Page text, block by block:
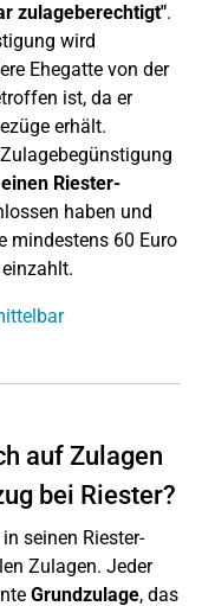
zulageberechtigt".
wird
Ehegatte von der
ist, da er
erhält.
Riester-
haben und
mindestens 60 Euro
auf Zulagen
bei Riester?
seinen Riester-
Zulagen. Jeder
Grundzulage, das